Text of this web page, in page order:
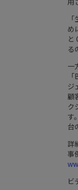
め
と
る
一
ジ
顧
ク
す
台
詳
事
ビ